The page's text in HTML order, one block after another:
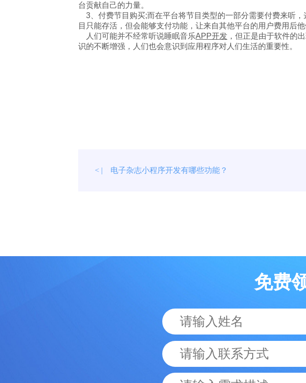
台贡献自己的力量。
3、付费节目购买;而在平台将节目类型的一部分需要付费来听
目只能存活，但会能够支付功能，让来自其他平台的用户费用后
人们可能并不经常听说睡眠音乐APP开发 ，但正是由于软件的
识的不断增强，人们也会意识到应用程序对人们生活的重要性。
< | 电子杂志小程序开发有哪些功能？
免费